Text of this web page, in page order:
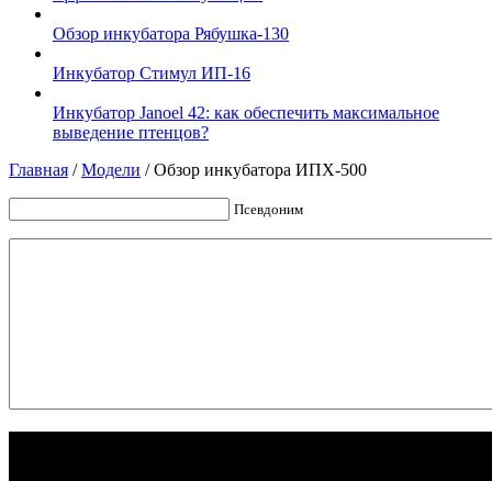
Обзор инкубатора Рябушка-130
Инкубатор Стимул ИП-16
Инкубатор Janoel 42: как обеспечить максимальное
выведение птенцов?
Главная /Модели /Обзор инкубатора ИПХ-500
Псевдоним